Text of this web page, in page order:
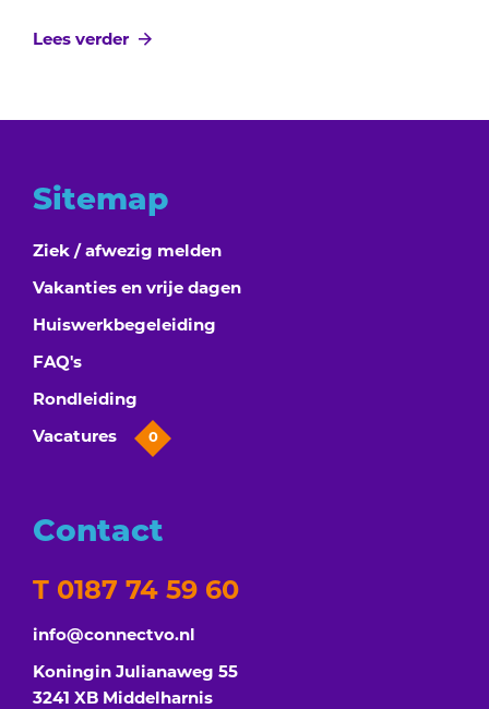
Lees verder
Sitemap
Ziek / afwezig melden
Vakanties en vrije dagen
Huiswerkbegeleiding
FAQ's
Rondleiding
Vacatures 0
Contact
T 0187 74 59 60
info@connectvo.nl
Koningin Julianaweg 55
3241 XB Middelharnis